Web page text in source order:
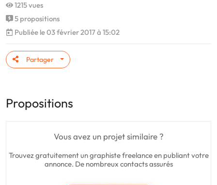
1215 vues
5 propositions
Publiée le 03 février 2017 à 15:02
Partager
Propositions
Vous avez un projet similaire ?
Trouvez gratuitement un graphiste freelance en publiant votre
annonce. De nombreux contacts assurés